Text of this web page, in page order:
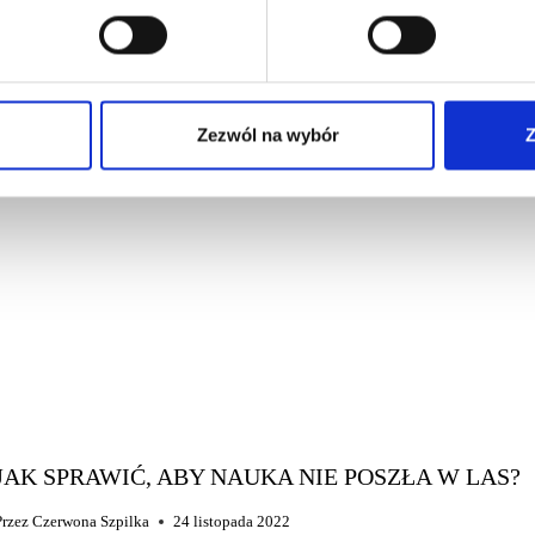
Zezwól na wybór
SPRAWIĆ, ABY NAUKA NIE POSZŁA W LAS?
Czerwona Szpilka 24 listopada 2022